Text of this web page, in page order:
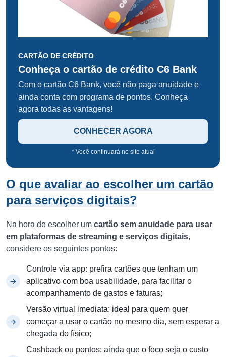
CARTÃO DE CRÉDITO
Conheça o cartão de crédito C6 Bank
Com o cartão C6 Bank, você não paga anuidade e
ainda conta com programa de pontos. Conheça
agora todas as vantagens!
CONHECER AGORA
* Você continuará no site atual
O que avaliar ao escolher um cartão
para serviços digitais?
Na hora de escolher um cartão sem anuidade para usar
em plataformas de streaming e serviços digitais,
considere os seguintes pontos:
Controle via app: prefira cartões que tenham um
aplicativo com boa usabilidade, para facilitar o
acompanhamento de gastos e faturas;
Versão virtual imediata: ideal para quem quer
começar a usar o cartão no mesmo dia, sem esperar a
chegada do físico;
Cashback ou pontos: ainda que o foco seja o custo